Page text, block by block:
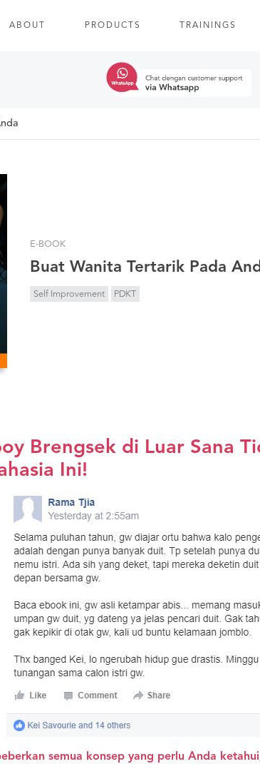
ABOUT PRODUCTS TRAININGS
E-BOOK
Buat Wanita Tertarik Pada
Self Improvement PDKT
Brengsek di Luar Sana
Ini!
semua konsep yang perlu Anda